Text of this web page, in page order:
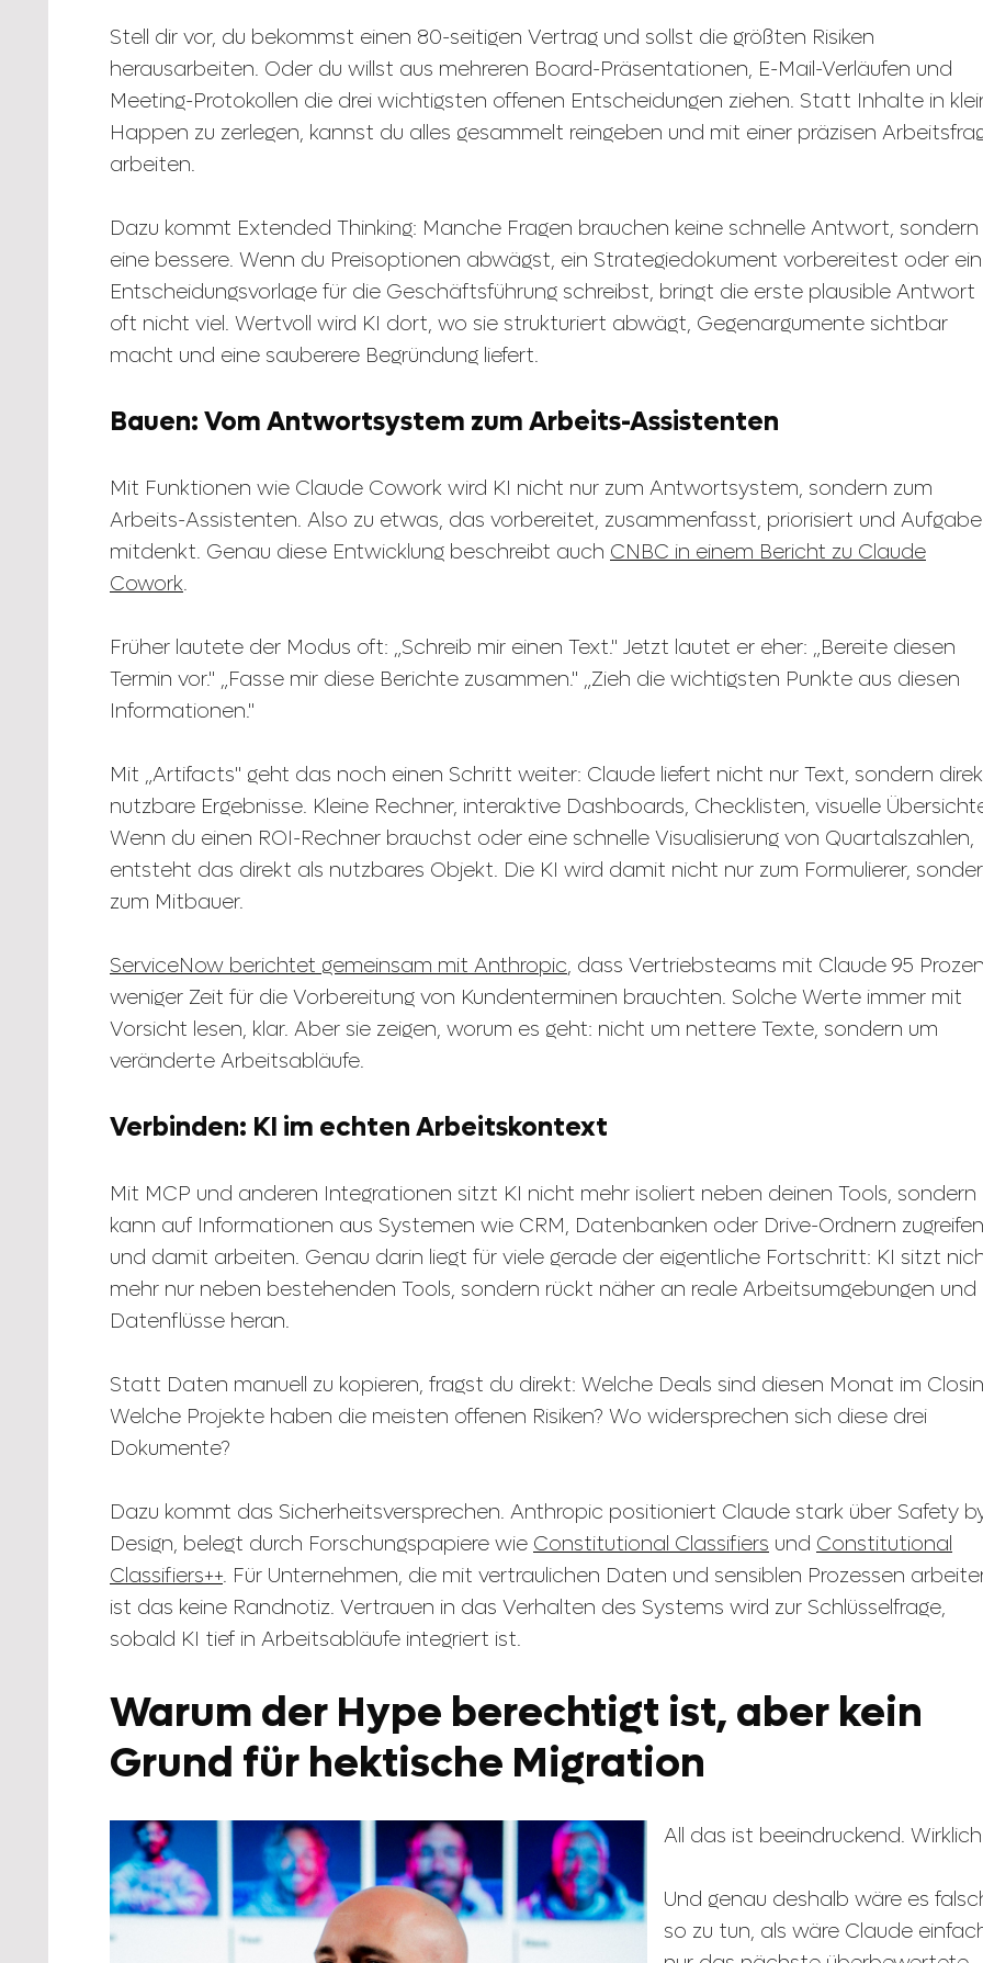
Stell dir vor, du bekommst einen 80-seitigen Vertrag und sollst die größten Risiken
herausarbeiten. Oder du willst aus mehreren Board-Präsentationen, E-Mail-Verläufen und
Meeting-Protokollen die drei wichtigsten offenen Entscheidungen ziehen. Statt Inhalte in
Happen zu zerlegen, kannst du alles gesammelt reingeben und mit einer präzisen
arbeiten.
Dazu kommt Extended Thinking: Manche Fragen brauchen keine schnelle Antwort, sondern
eine bessere. Wenn du Preisoptionen abwägst, ein Strategiedokument vorbereitest oder
Entscheidungsvorlage für die Geschäftsführung schreibst, bringt die erste plausible Antwort
oft nicht viel. Wertvoll wird KI dort, wo sie strukturiert abwägt, Gegenargumente sichtbar
macht und eine sauberere Begründung liefert.
Bauen: Vom Antwortsystem zum Arbeits-Assistenten
Mit Funktionen wie Claude Cowork wird KI nicht nur zum Antwortsystem, sondern zum
Arbeits-Assistenten. Also zu etwas, das vorbereitet, zusammenfasst, priorisiert und
mitdenkt. Genau diese Entwicklung beschreibt auch CNBC in einem Bericht zu Claude
Cowork.
Früher lautete der Modus oft: „Schreib mir einen Text." Jetzt lautet er eher: „Bereite diesen
Termin vor." „Fasse mir diese Berichte zusammen." „Zieh die wichtigsten Punkte aus diesen
Informationen."
Mit „Artifacts" geht das noch einen Schritt weiter: Claude liefert nicht nur Text, sondern
nutzbare Ergebnisse. Kleine Rechner, interaktive Dashboards, Checklisten, visuelle
Wenn du einen ROI-Rechner brauchst oder eine schnelle Visualisierung von Quartalszahlen,
entsteht das direkt als nutzbares Objekt. Die KI wird damit nicht nur zum Formulierer,
zum Mitbauer.
ServiceNow berichtet gemeinsam mit Anthropic, dass Vertriebsteams mit Claude 95
weniger Zeit für die Vorbereitung von Kundenterminen brauchten. Solche Werte immer mit
Vorsicht lesen, klar. Aber sie zeigen, worum es geht: nicht um nettere Texte, sondern um
veränderte Arbeitsabläufe.
Verbinden: KI im echten Arbeitskontext
Mit MCP und anderen Integrationen sitzt KI nicht mehr isoliert neben deinen Tools, sondern
kann auf Informationen aus Systemen wie CRM, Datenbanken oder Drive-Ordnern zugreifen
und damit arbeiten. Genau darin liegt für viele gerade der eigentliche Fortschritt: KI sitzt
mehr nur neben bestehenden Tools, sondern rückt näher an reale Arbeitsumgebungen und
Datenflüsse heran.
Statt Daten manuell zu kopieren, fragst du direkt: Welche Deals sind diesen Monat im
Welche Projekte haben die meisten offenen Risiken? Wo widersprechen sich diese drei
Dokumente?
Dazu kommt das Sicherheitsversprechen. Anthropic positioniert Claude stark über Safety
Design, belegt durch Forschungspapiere wie Constitutional Classifiers und Constitutional
Classifiers++. Für Unternehmen, die mit vertraulichen Daten und sensiblen Prozessen
ist das keine Randnotiz. Vertrauen in das Verhalten des Systems wird zur Schlüsselfrage,
sobald KI tief in Arbeitsabläufe integriert ist.
Warum der Hype berechtigt ist, aber kein
Grund für hektische Migration
All das ist beeindruckend.
Und genau deshalb wäre es
so zu tun, als wäre Claude